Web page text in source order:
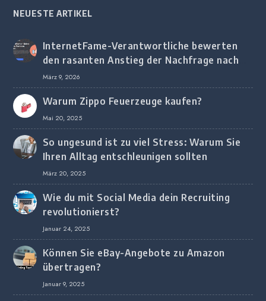
NEUESTE ARTIKEL
InternetFame-Verantwortliche bewerten
den rasanten Anstieg der Nachfrage nach
digitalem Marketing bei deutschen
Unternehmen
März 9, 2026
Warum Zippo Feuerzeuge kaufen?
Mai 20, 2025
So ungesund ist zu viel Stress: Warum Sie
Ihren Alltag entschleunigen sollten
März 20, 2025
Wie du mit Social Media dein Recruiting
revolutionierst?
Januar 24, 2025
Können Sie eBay-Angebote zu Amazon
übertragen?
Januar 9, 2025